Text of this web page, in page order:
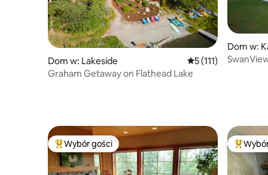
Dom w: Lakeside Średnia ocena: 5 na
5 (111)
Graham Getaway on Flathead Lake
Dom w:
Najpopularniejsze z kategorii Wybór gości
Wybór gości